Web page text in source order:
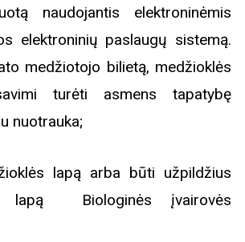
naudojantis elektroninėmis
elektroninių paslaugų sistemą.
medžiotojo bilietą, medžioklės
turėti asmens tapatybę
nuotrauka;
lapą arba būti užpildžius
lapą Biologinės įvairovės